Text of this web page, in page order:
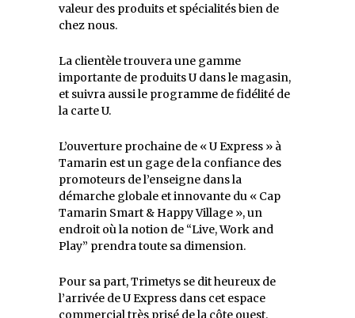
valeur des produits et spécialités bien de
chez nous.
La clientèle trouvera une gamme
importante de produits U dans le magasin,
et suivra aussi le programme de fidélité de
la carte U.
L’ouverture prochaine de « U Express » à
Tamarin est un gage de la confiance des
promoteurs de l’enseigne dans la
démarche globale et innovante du « Cap
Tamarin Smart & Happy Village », un
endroit où la notion de “Live, Work and
Play” prendra toute sa dimension.
Pour sa part, Trimetys se dit heureux de
l’arrivée de U Express dans cet espace
commercial très prisé de la côte ouest.